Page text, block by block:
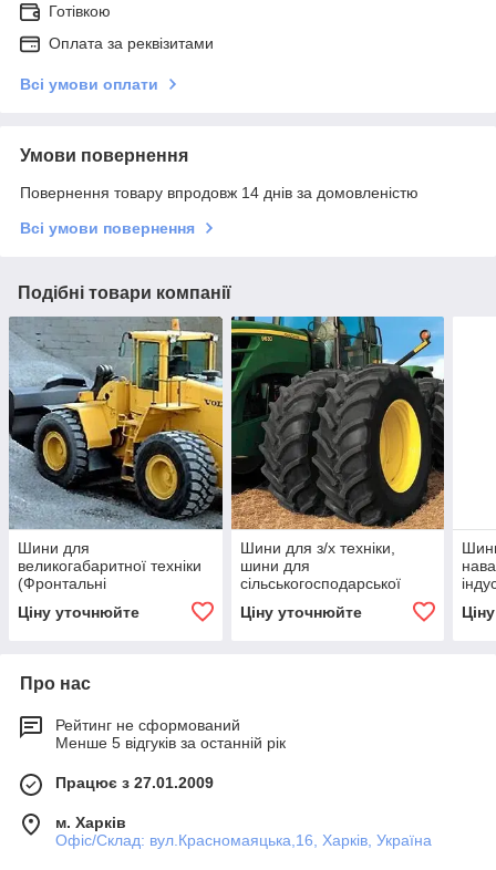
Готівкою
Оплата за реквізитами
Всі умови оплати
Умови повернення
Повернення товару впродовж 14 днів за домовленістю
Всі умови повернення
Подібні товари компанії
Шини для
великогабаритної техніки
(Фронтальні
навантажувачі, Самоскиди
та ін. техніка)
Ціну уточнюйте
Шини для з/х техніки,
шини для
сільськогосподарської
тракторів
Ціну уточнюйте
Про нас
Рейтинг не сформований
Менше 5 відгуків за останній рік
Працює з 27.01.2009
м. Харків
Офіс/Склад: вул.Красномаяцька,16, Харків, Україна